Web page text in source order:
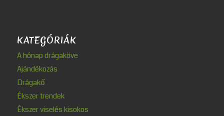
KATEGÓRIÁK
A hónap drágaköve
Ajándékozás
Drágakő
Ékszer trendek
Ékszer viselés kisokos